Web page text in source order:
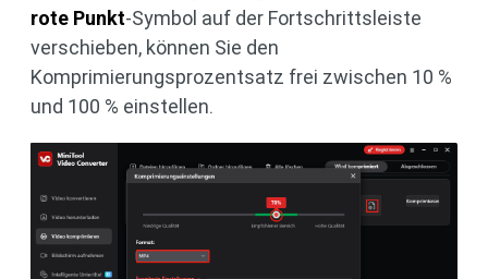
rote Punkt-Symbol auf der Fortschrittsleiste
verschieben, können Sie den
Komprimierungsprozentsatz frei zwischen 10 %
und 100 % einstellen.